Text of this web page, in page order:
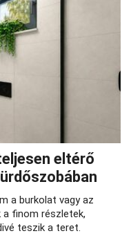
eltérő
a burkolat vagy az
a finom részletek,
teszik a teret.